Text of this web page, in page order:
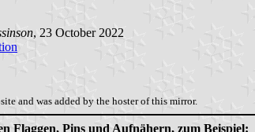
, 23 October 2022
and was added by the hoster of this mirror.
Flaggen, Pins und Aufnähern, zum Beispiel: